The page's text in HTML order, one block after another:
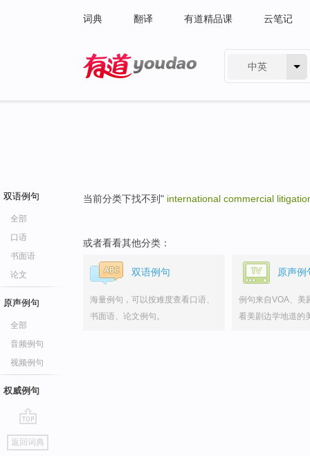
词典 翻译 有道精品课 云笔记
中英
双语例句
全部
口语
书面语
论文
原声例句
全部
音频例句
视频例句
权威例句
go
top
返回词典
当前分类下找不到" international commercial
或者看看其他分类：
双语例句
海量例句，可以按难度查看口语、
书面语、论文例句。
原声例
例句来自VOA、美
看美剧边学地道的